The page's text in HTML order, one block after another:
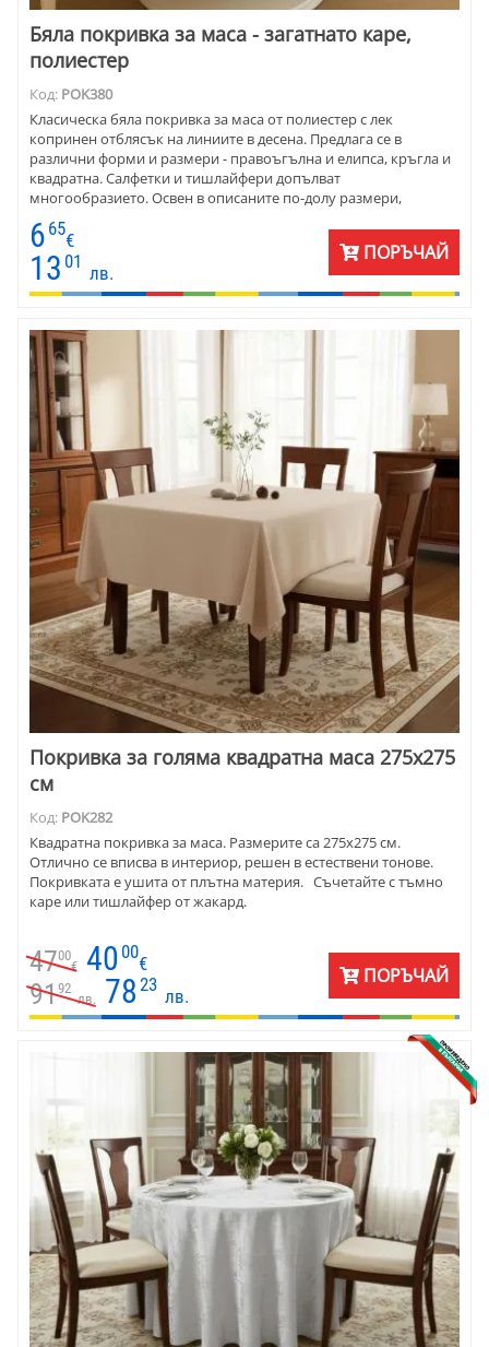
Бяла покривка за маса - загатнато каре,
полиестер
Код: POK380
Класическа бяла покривка за маса от полиестер с лек
копринен отблясък на линиите в десена. Предлага се в
различни форми и размери - правоъгълна и елипса, кръгла и
квадратна. Салфетки и тишлайфери допълват
многообразието. Освен в описаните по-долу размери,
покривките се шият и по заявка с размери на клиента.
Десенът и тъканта позволяват използването на покривката
както за декор, така и за ежедневна употреба. Покривката се
поддържат се лесно. Материята е 100% полиестер и петната се
перат лесно с подходящи препарати. Основното предимство
на синтетичните влакна, които я правят издържлива, лесна за
гладене и поддръжка.
6 65
€
13 01
лв.
ПОРЪЧАЙ
Покривка за голяма квадратна маса 275х275
см
Код: POK282
Квадратна покривка за маса. Размерите са 275х275 см.
Отлично се вписва в интериор, решен в естествени тонове.
Покривката е ушита от плътна материя. Съчетайте с тъмно
каре или тишлайфер от жакард.
4700
€ 40 00
€
9192
лв. 78 23
лв.
ПОРЪЧАЙ